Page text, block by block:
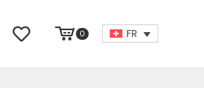
0 FR